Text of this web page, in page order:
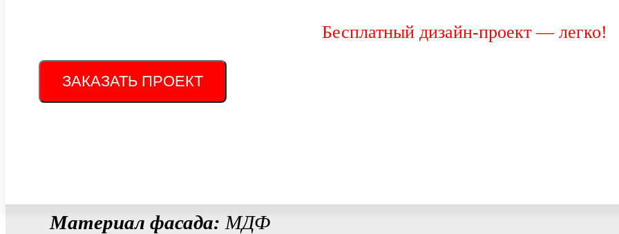
Бесплатный дизайн-проект — легко!
ЗАКАЗАТЬ ПРОЕКТ
Материал фасада: МДФ